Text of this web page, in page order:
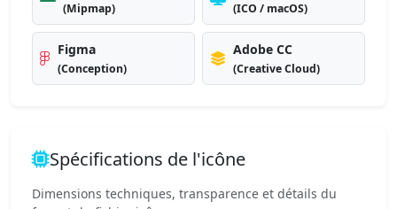
(Mipmap) (ICO / macOS)
Figma
(Conception)
Adobe CC
(Creative Cloud)
Spécifications de l'icône
Dimensions techniques, transparence et détails du